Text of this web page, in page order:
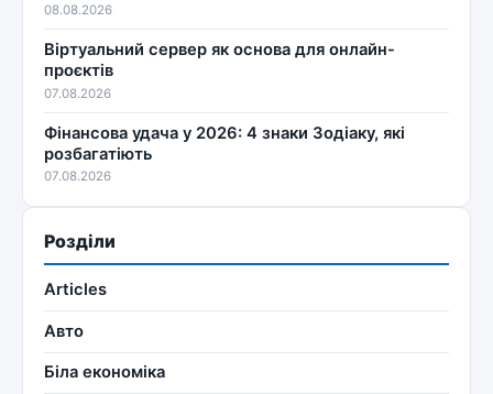
08.08.2026
Віртуальний сервер як основа для онлайн-
проєктів
07.08.2026
Фінансова удача у 2026: 4 знаки Зодіаку, які
розбагатіють
07.08.2026
Розділи
Articles
Авто
Біла економіка